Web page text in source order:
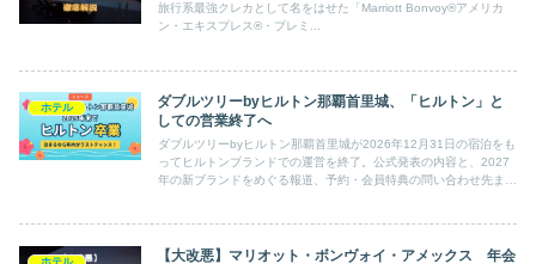
旅行系最強クレカとして名をはせた「Marriott Bonvoy®アメリカ
ン・エキスプレス®・プレミ...
ホテル
ダブルツリーbyヒルトン那覇首里城、「ヒルトン」と
しての営業終了へ
ダブルツリーbyヒルトン那覇首里城が2026年12月31日の宿泊をも
ってヒルトンブランドでの運営を終了。公式発表の内容と、2027
年の新ブランドをめぐる報道、予約・会員特典の問い合わせ先まで
【大改悪】マリオット・ボンヴォイ・アメックス 年会